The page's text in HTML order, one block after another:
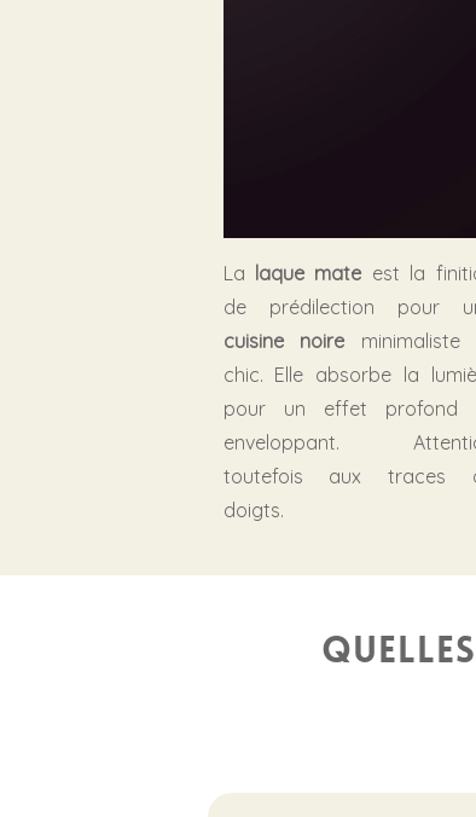
La laque mate est la
de prédilection pour
cuisine noire minimaliste
chic. Elle absorbe la
pour un effet profond
enveloppant.
toutefois aux traces
doigts.